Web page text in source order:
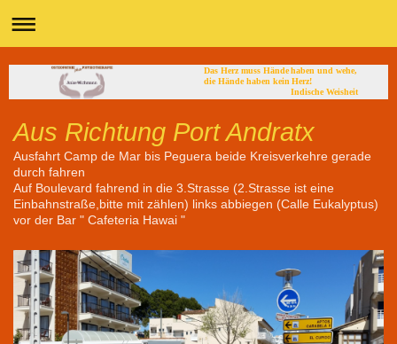
Das Herz muss Hände haben und wehe,
die Hände haben kein Herz!
Indische Weisheit
Aus Richtung Port Andratx
Ausfahrt Camp de Mar bis Peguera beide Kreisverkehre gerade
durch fahren
Auf Boulevard fahrend in die 3.Strasse (2.Strasse ist eine
Einbahnstraße,bitte mit zählen) links abbiegen (Calle Eukalyptus)
vor der Bar " Cafeteria Hawai "